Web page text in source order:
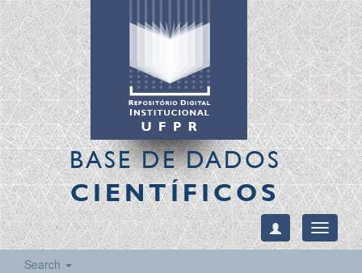
BASE DE DADOS
CIENTÍFICOS
Toggle
Search